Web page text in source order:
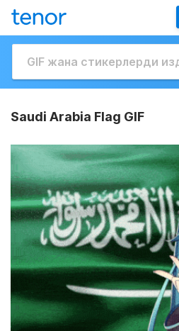
Saudi Arabia Flag GIF